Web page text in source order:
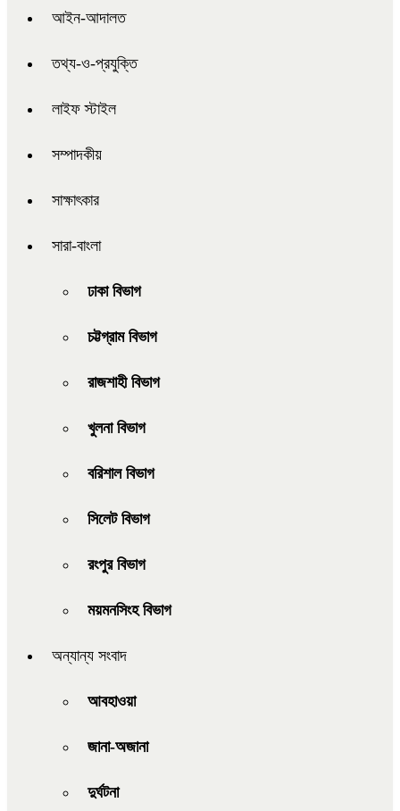
আইন-আদালত
তথ্য-ও-প্রযুক্তি
লাইফ স্টাইল
সম্পাদকীয়
সাক্ষাৎকার
সারা-বাংলা
ঢাকা বিভাগ
চট্টগ্রাম বিভাগ
রাজশাহী বিভাগ
খুলনা বিভাগ
বরিশাল বিভাগ
সিলেট বিভাগ
রংপুর বিভাগ
ময়মনসিংহ বিভাগ
অন্যান্য সংবাদ
আবহাওয়া
জানা-অজানা
দুর্ঘটনা